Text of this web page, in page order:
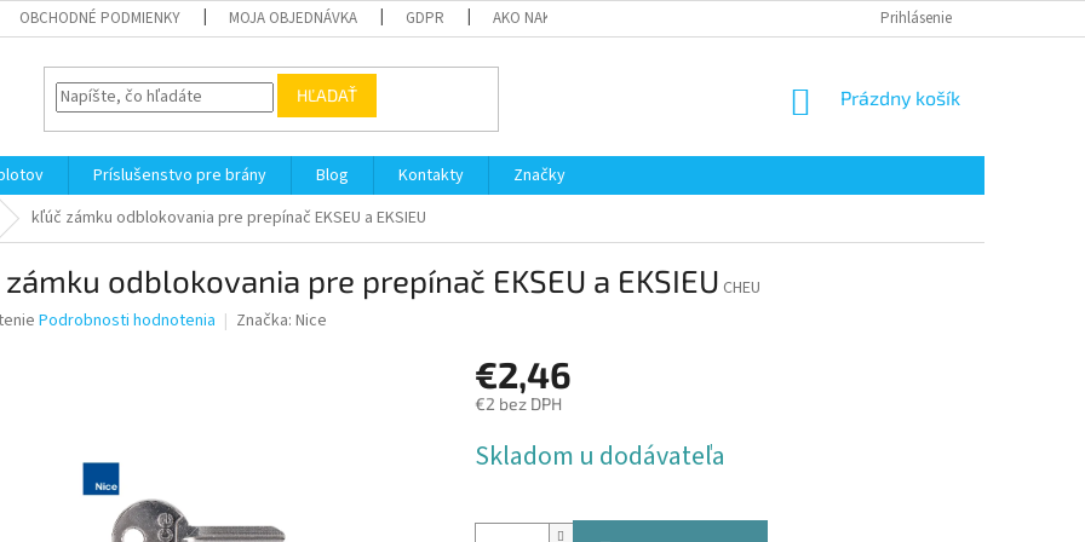
OBCHODNÉ PODMIENKY MOJA OBJEDNÁVKA GDPR AKO NAKUPOVAŤ Prihlásenie
HĽADAŤ
NÁKUPNÝ
Prázdny košík
Príslušenstvo pre brány Blog Kontakty
Značky
kľúč zámku odblokovania pre prepínač EKSEU a EKSIEU
odblokovania pre prepínač EKSEU a EKSIEU CHEU
Podrobnosti hodnotenia Značka: Nice
€2,46
€2 bez DPH
cena:
Skladom u dodávateľa